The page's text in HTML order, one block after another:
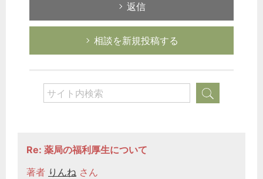
返信
相談を新規投稿する
Re: 薬局の福利厚生について
著者 りんね さん